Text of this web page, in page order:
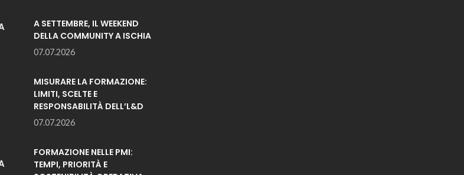
A SETTEMBRE, IL WEEKEND
DELLA COMMUNITY A ISCHIA
07.07.2026
MISURARE LA FORMAZIONE:
LIMITI, SCELTE E
RESPONSABILITÀ DELL’L&D
07.07.2026
FORMAZIONE NELLE PMI:
TEMPI, PRIORITÀ E